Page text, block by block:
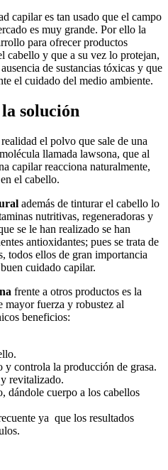
capilar es tan usado que el campo
es muy grande. Por ello la
para ofrecer productos
cabello y que a su vez lo protejan,
de sustancias tóxicas y que
el cuidado del medio ambiente.
solución
realidad el polvo que sale de una
llamada lawsona, que al
capilar reacciona naturalmente,
el cabello.
además de tinturar el cabello lo
nutritivas, regeneradoras y
se le han realizado se han
antioxidantes; pues se trata de
todos ellos de gran importancia
cuidado capilar.
frente a otros productos es la
mayor fuerza y robustez al
beneficios:
y controla la producción de grasa.
revitalizado.
dándole cuerpo a los cabellos
ya que los resultados